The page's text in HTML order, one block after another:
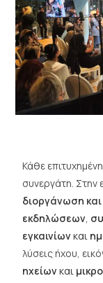
Κάθε
συνεργάτη. Στην
διοργάνωση
εκδηλώσεων,
εγκαινίων και
λύσεις ήχου,
ηχείων και